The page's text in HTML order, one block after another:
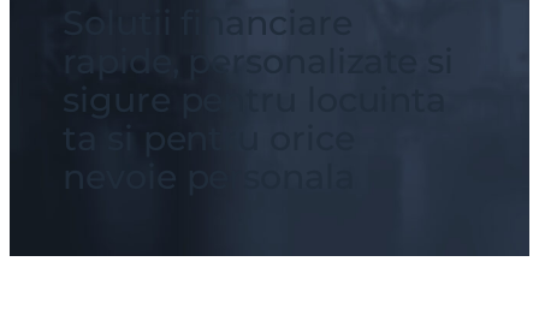
Solutii financiare
rapide, personalizate si
sigure pentru locuinta
ta si pentru orice
nevoie personala